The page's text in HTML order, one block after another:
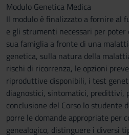
Modulo Genetica Medica
Il modulo è finalizzato a fornire al
e gli strumenti necessari per
sua famiglia a fronte di una
genetica, sulla natura della
rischi di ricorrenza, le opzioni
riproduttive disponibili, i test
diagnostici, sintomatici, predittivi,
conclusione del Corso lo studente
porre le domande appropriate per
genealogico, distinguere i diversi